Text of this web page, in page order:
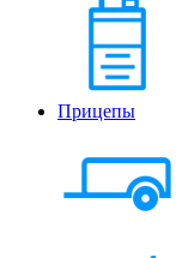
Прицепы